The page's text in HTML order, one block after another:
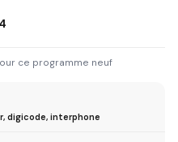
ce programme neuf
digicode, interphone